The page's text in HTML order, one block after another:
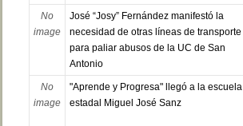
No
image
José “Josy” Fernández manifestó la
necesidad de otras líneas de transporte
para paliar abusos de la UC de San
Antonio
No
image
"Aprende y Progresa" llegó a la escuela
estadal Miguel José Sanz